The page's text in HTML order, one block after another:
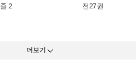
즐 2
전27권
더보기